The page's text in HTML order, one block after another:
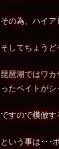
その為、ハイ
そしてちょう
琵琶湖ではワ
ったベイトが
ですので模倣
という事は･･･